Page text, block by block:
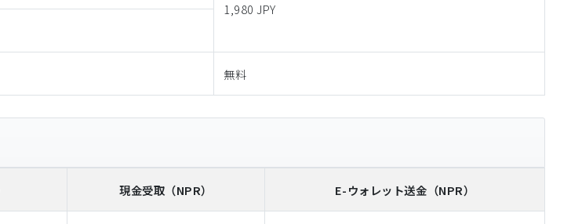
1,980 JPY
無料
現金受取 （NPR） E-ウォレット送金 （NPR）